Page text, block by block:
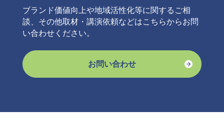
ブランド価値向上や地域活性化等に関するご相
談、その他取材・講演依頼などはこちらからお問
い合わせください。
お問い合わせ